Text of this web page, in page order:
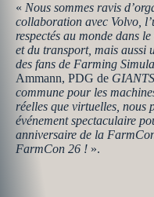
« Nous sommes ravis
collaboration avec Volvo,
respectés au monde dans
et du transport, mais aussi
des fans de Farming
Ammann, PDG de
commune pour les
réelles que virtuelles, nous
événement spectaculaire
anniversaire de la
FarmCon 26 ! ».